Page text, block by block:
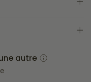
autre